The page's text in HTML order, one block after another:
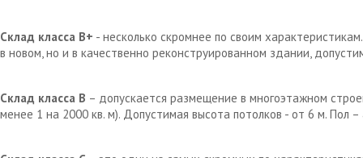
Склад класса В+ - несколько скромнее по своим
в новом, но и в качественно реконструированном здании,
Склад класса В – допускается размещение в многоэтажном
менее 1 на 2000 кв. м). Допустимая высота потолков - от 6 м. Пол